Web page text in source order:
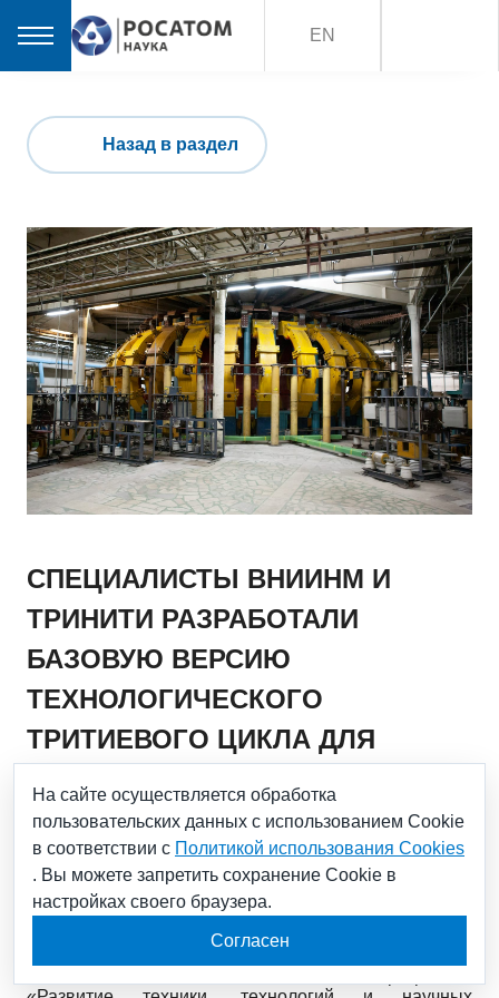
EN
Назад в раздел
СПЕЦИАЛИСТЫ ВНИИНМ И
ТРИНИТИ РАЗРАБОТАЛИ
БАЗОВУЮ ВЕРСИЮ
ТЕХНОЛОГИЧЕСКОГО
ТРИТИЕВОГО ЦИКЛА ДЛЯ
МОДЕРНИЗАЦИИ ТОКАМАКА
14.07.2021
В рамках реализации федерального проекта
«Разработка технологий управляемого
На сайте осуществляется обработка
пользовательских данных с использованием Cookie
в соответствии с Политикой использования Cookies
. Вы можете запретить сохранение Cookie в
настройках своего браузера.
Согласен